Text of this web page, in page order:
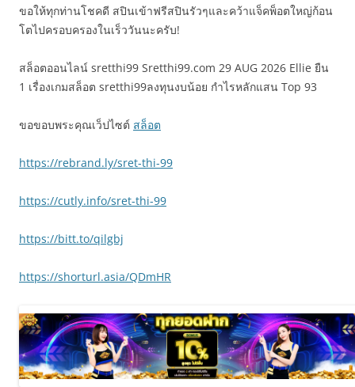
ขอให้ทุกท่านโชคดี สปินเข้าฟรีสปินรัวๆและคว้าแจ็คพ็อตใหญ่ก้อน
โตไปครอบครองในเร็ววันนะครับ!
สล็อตออนไลน์ sretthi99 Sretthi99.com 29 AUG 2026 Ellie ยืน
1 เรื่องเกมสล็อต sretthi99ลงทุนงบน้อย กำไรหลักแสน Top 93
ขอขอบพระคุณเว็ปไซต์ สล็อต
https://rebrand.ly/sret-thi-99
https://cutly.info/sret-thi-99
https://bitt.to/qilgbj
https://shorturl.asia/QDmHR